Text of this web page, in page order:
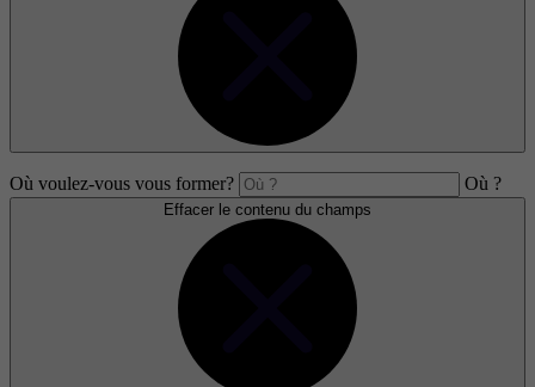
Où voulez-vous vous former? Où ?
Effacer le contenu du champs